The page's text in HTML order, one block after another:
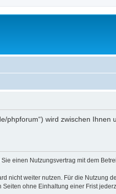
phpforum“) wird zwischen
einen Nutzungsvertrag mit dem
nicht weiter nutzen. Für die Nutzung
ohne Einhaltung einer Frist